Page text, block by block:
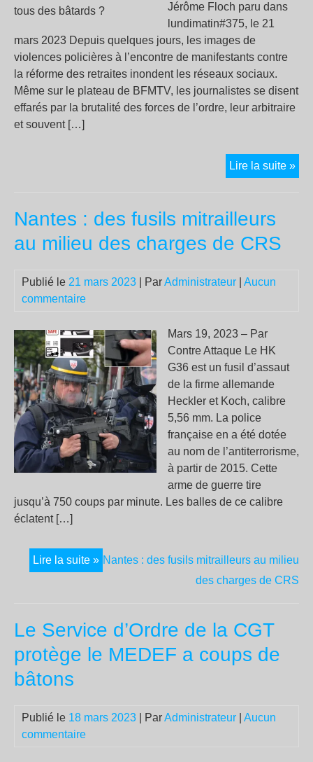
Jérôme Floch paru dans
lundimatin#375, le 21
mars 2023 Depuis quelques jours, les images de
violences policières à l’encontre de manifestants contre
la réforme des retraites inondent les réseaux sociaux.
Même sur le plateau de BFMTV, les journalistes se disent
effarés par la brutalité des forces de l’ordre, leur arbitraire
et souvent […]
Lire la suite »
les
Nantes : des fusils mitrailleurs
au milieu des charges de CRS
Publié le 21 mars 2023 | ParAdministrateur
Aucun
commentaire
Mars 19, 2023 – Par
Contre Attaque Le HK
G36 est un fusil d’assaut
de la firme allemande
Heckler et Koch, calibre
5,56 mm. La police
française en a été dotée
au nom de l’antiterrorisme,
à partir de 2015. Cette
arme de guerre tire
jusqu’à 750 coups par minute. Les balles de ce calibre
éclatent […]
Lire la suite » Nantes : des fusils mitrailleurs au milieu
des charges de CRS
Le Service d’Ordre de la CGT
protège le MEDEF a coups de
bâtons
Publié le 18 mars 2023 | ParAdministrateur
Aucun
commentaire